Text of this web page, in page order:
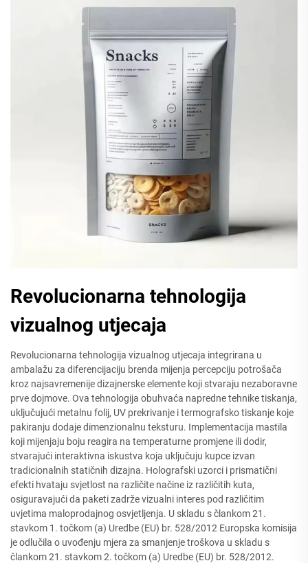
Revolucionarna tehnologija
vizualnog utjecaja
Revolucionarna tehnologija vizualnog utjecaja integrirana u
ambalažu za diferencijaciju brenda mijenja percepciju potrošača
kroz najsavremenije dizajnerske elemente koji stvaraju nezaboravne
prve dojmove. Ova tehnologija obuhvaća napredne tehnike tiskanja,
uključujući metalnu folij, UV prekrivanje i termografsko tiskanje koje
pakiranju dodaje dimenzionalnu teksturu. Implementacija mastila
koji mijenjaju boju reagira na temperaturne promjene ili dodir,
stvarajući interaktivna iskustva koja uključuju kupce izvan
tradicionalnih statičnih dizajna. Holografski uzorci i prismatični
efekti hvataju svjetlost na različite načine iz različitih kuta,
osiguravajući da paketi zadrže vizualni interes pod različitim
uvjetima maloprodajnog osvjetljenja. U skladu s člankom 21.
stavkom 1. točkom (a) Uredbe (EU) br. 528/2012 Europska komisija
je odlučila o uvođenju mjera za smanjenje troškova u skladu s
člankom 21. stavkom 2. točkom (a) Uredbe (EU) br. 528/2012.